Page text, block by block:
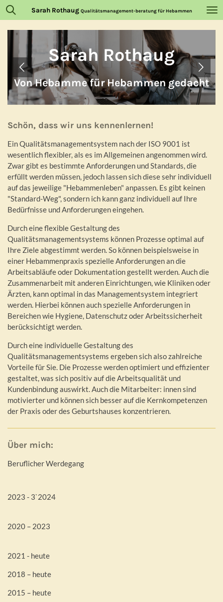
Zum
Hauptinhalt
springen
Sarah Rothaug Qualitätsmanagement-beratung für Hebammen
Sarah Rothaug
Von Hebamme für Hebammen gedacht
Schön, dass wir uns kennenlernen!
Ein Qualitätsmanagementsystem nach der ISO 9001 ist
wesentlich flexibler, als es im Allgemeinen angenommen wird.
Zwar gibt es bestimmte Anforderungen und Standards, die
erfüllt werden müssen, jedoch lassen sich diese sehr individuell
auf das jeweilige "Hebammenleben" anpassen. Es gibt keinen
"Standard-Weg", sondern ich kann ganz individuell auf Ihre
Bedürfnisse und Anforderungen eingehen.
Durch eine flexible Gestaltung des
Qualitätsmanagementsystems können Prozesse optimal auf
Ihre Ziele abgestimmt werden. So können beispielsweise in
einer Hebammenpraxis spezielle Anforderungen an die
Arbeitsabläufe oder Dokumentation gestellt werden. Auch die
Zusammenarbeit mit anderen Einrichtungen, wie Kliniken oder
Ärzten, kann optimal in das Managementsystem integriert
werden. Hierbei können auch spezielle Anforderungen in
Bereichen wie Hygiene, Datenschutz oder Arbeitssicherheit
berücksichtigt werden.
Durch eine individuelle Gestaltung des
Qualitätsmanagementsystems ergeben sich also zahlreiche
Vorteile für Sie. Die Prozesse werden optimiert und effizienter
gestaltet, was sich positiv auf die Arbeitsqualität und
Kundenbindung auswirkt. Auch die Mitarbeiter: innen sind
motivierter und können sich besser auf die Kernkompetenzen
der Praxis oder des Geburtshauses konzentrieren.
Über mich:
Beruflicher Werdegang
2023 - 3`2024
2020 – 2023
2021 - heute
2018 – heute
2015 – heute